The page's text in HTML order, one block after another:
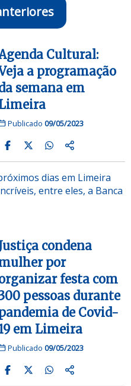
Cultural:
a programação
semana em
Publicado 09/05/2023
dias em Limeira
entre eles, a Banca
condena
por
festa com
pessoas durante
de Covid-
em Limeira
Publicado 09/05/2023